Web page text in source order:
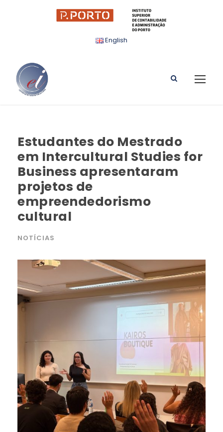
English
Estudantes do Mestrado
em Intercultural Studies for
Business apresentaram
projetos de
empreendedorismo
cultural
NOTÍCIAS